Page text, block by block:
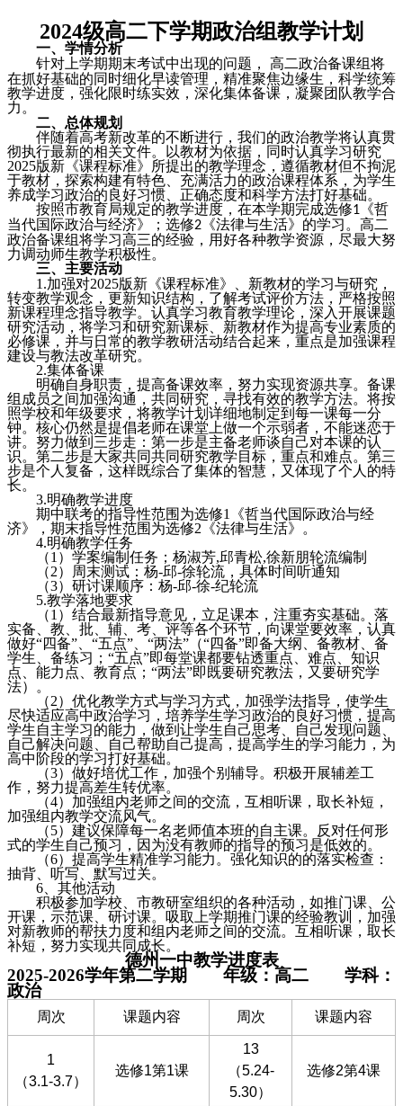
2024级高二下学期政治组教学计划
一、学情分析
针对上学期期末考试中出现的问题，
高二政治备课组将
在抓好基础的同时细化早读管理，精准聚焦边缘生，科学统筹
教学进度，强化限时练实效，深化集体备课，凝聚团队教学合
力 。
二、总体规划
伴随着高考新改革的不断进行，我们的政治教学将认真贯
彻执行最新的相关文件。以教材为依据，同时认真学习研究
2025版新《课程标准》所提出的教学理念，遵循教材但不拘泥
于教材，探索构建有特色 、充满活力的政治课程体系，为学生
养成学习政治的良好习惯、正确态度和科学方法打好基础。
按照市教育局规定的教学进度，在本学期完成选修1 《哲
当代国际政治与经济》； 选修2 《法律与生活》的学习。高二
政治备课组将学习高三的经验，用好各种教学资源，尽最大努
力调动师生教学积极性。
三、主要活动
1.加强对2025版新《课程标准》、新教材的学习与研究，
转变教学观念，更新知识结构，了解考试评价方法，严格按照
新课程理念指导教学。认真学习教育教学理论，深入开展课题
研究活动，将学习和研究新课标、新教材作为提高专业素质的
必修课，并与日常的教学教研活动结合起来，重点是加强课程
建设与教法改革研究。
2.集体备课
明确自身职责，提高备课效率，努力实现资源共享。备课
组成员之间加强沟通，共同研究，寻找有效的教学方法。将按
照学校和年级要求，将教学计划详细地制定到每一课每一分
钟。核心仍然是提倡老师在课堂上做一个示弱者，不能迷恋于
讲。努力做到三步走：第一步是主备老师谈自己对本课的认
识。第二步是大家共同共同研究教学目标，重点和难点。第三
步是个人复备，这样既综合了集体的智慧，又体现了个人的特
长。
3.明确教学进度
期中联考的指导性范围为选修1
《哲当代国际政治与经
济》， 期末指导性范围 为选修2 《法律与生活》。
4.明确教学任务
（1 ）学案编制任务；杨淑芳,邱青松,徐新朋轮流编制
（2）周末测试：杨-邱-徐轮流，具体时间听通知
（3）研讨课顺序：杨-邱-徐-纪轮流
5.教学落地要求
（1 ）结合最新指导意见，立足课本，注重夯实基础。落
实备、教、批、辅、考、评等各个环节，向课堂要效率，认真
做好“四备”、“五点”、“两法”（“四备”即备大纲、备教材、备
学生、备练习；“五点”即每堂课都要钻透重点、难点、知识
点、能力点、教育点；“两法”即既要研究教法，又要研究学
法）。
（2）优化教学方式与学习方式，加强学法指导，使学生
尽快适应高中政治学习，培养学生学习政治的良好习惯，提高
学生自主学习的能力，做到让学生自己思考、自己发现问题、
自己解决问题、自己帮助自己提高，提高学生的学习能力，为
高中阶段的学习打好基础。
（3）做好培优工作，加强个别辅导。积极开展辅差工
作，努力提高差生转优率。
（4）加强组内老师之间的交流，互相听课，取长补短，
加强组内教学交流风气。
（5）建议保障每一名老师值本班的自主课。反对任何形
式的学生自己预习，因为没有教师的指导的预习是低效的。
（6）提高学生精准学习能力。强化知识的的落实检查：
抽背、听写、默写过关。
6 、其他活动
积极参加学校、市教研室组织的各种活动，如推门课、公
开课，示范课、研讨课。吸取上学期推门课的经验教训，加强
对新教师的帮扶力度和组内老师之间的交流。互相听课，取长
补短，努力实现共同成长。
德州一中教学进度表
2025-2026学年第二学期 年级：高二
学科：
政治
周次 课题内容 周次 课题内容
1
（3.1-3.7）
选修1第1课
13
（5.24-
5.30）
选修2第4课